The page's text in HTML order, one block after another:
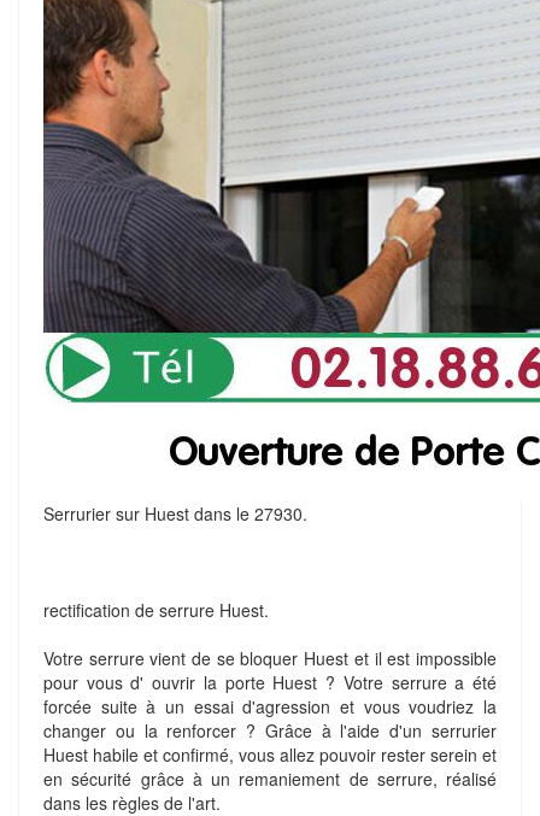
Serrurier sur Huest dans le 27930.
rectification de serrure Huest.
Votre serrure vient de se bloquer Huest et il est impossible
pour vous d' ouvrir la porte Huest ? Votre serrure a été
forcée suite à un essai d'agression et vous voudriez la
changer ou la renforcer ? Grâce à l'aide d'un serrurier
Huest habile et confirmé, vous allez pouvoir rester serein et
en sécurité grâce à un remaniement de serrure, réalisé
dans les règles de l'art.